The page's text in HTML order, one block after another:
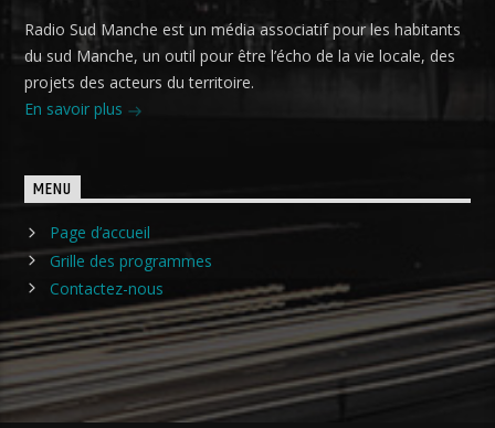
Radio Sud Manche est un média associatif pour les habitants
du sud Manche, un outil pour être l’écho de la vie locale, des
projets des acteurs du territoire.
En savoir plus
MENU
Page d’accueil
Grille des programmes
Contactez-nous